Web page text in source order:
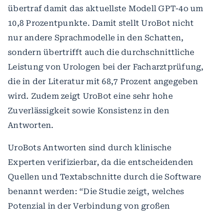
übertraf damit das aktuellste Modell GPT-4o um
10,8 Prozentpunkte. Damit stellt UroBot nicht
nur andere Sprachmodelle in den Schatten,
sondern übertrifft auch die durchschnittliche
Leistung von Urologen bei der Facharztprüfung,
die in der Literatur mit 68,7 Prozent angegeben
wird. Zudem zeigt UroBot eine sehr hohe
Zuverlässigkeit sowie Konsistenz in den
Antworten.
UroBots Antworten sind durch klinische
Experten verifizierbar, da die entscheidenden
Quellen und Textabschnitte durch die Software
benannt werden: “Die Studie zeigt, welches
Potenzial in der Verbindung von großen